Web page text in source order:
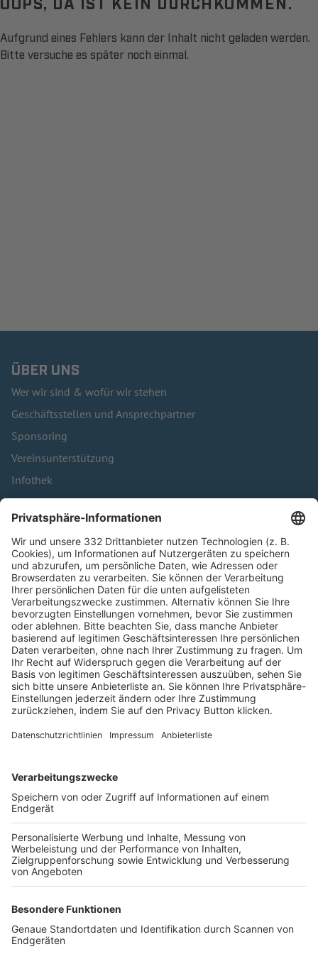
Aufgrund eines Fehlers kann der Inhalt nicht geladen werden.
Bitte versuche es später noch einmal.
ÜBER UNS
Wer wir sind & wofür wir stehen
Geschäftsstellen und Ansprechpartner
Sponsoring
Vereinsunterstützung
Infothek
Kontakt
HÄUFIG BESUCHTE SEITEN
Pässe und Vereinswechsel
Trainerausbildung
Schulungsangebot Vereinsmitarbeiter
BFV-Geschäftsstellen
Trainerbörse
Login SpielPlus
FOLGE DEM BFV
TOP-VEREINE
TOP-PARTNER